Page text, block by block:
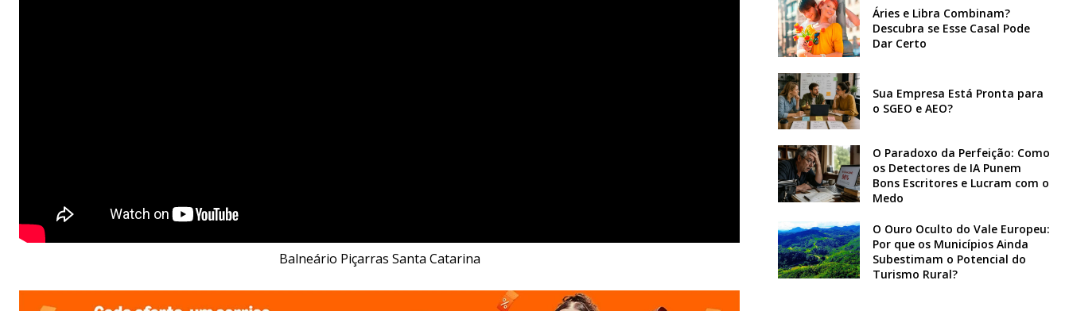
Balneário Piçarras Santa Catarina
Áries e Libra Combinam?
Descubra se Esse Casal Pode
Dar Certo
Sua Empresa Está Pronta para
o SGEO e AEO?
O Paradoxo da Perfeição: Como
os Detectores de IA Punem
Bons Escritores e Lucram com o
Medo
O Ouro Oculto do Vale Europeu:
Por que os Municípios Ainda
Subestimam o Potencial do
Turismo Rural?